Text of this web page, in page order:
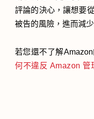
評論的決心，讓想要
被告的風險，進而減
若您還不了解
何不違反 Amazon 管